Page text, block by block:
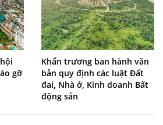
gỡ
Khẩn trương ban hành văn
bản quy định các luật Đất
đai, Nhà ở, Kinh doanh Bất
động sản